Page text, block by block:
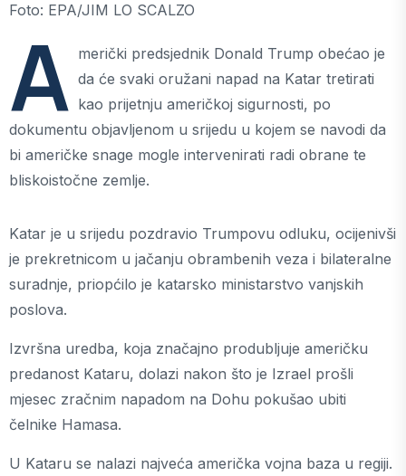
Foto: EPA/JIM LO SCALZO
A merički predsjednik Donald Trump obećao je
da će svaki oružani napad na Katar tretirati
kao prijetnju američkoj sigurnosti, po
dokumentu objavljenom u srijedu u kojem se navodi da
bi američke snage mogle intervenirati radi obrane te
bliskoistočne zemlje.
Katar je u srijedu pozdravio Trumpovu odluku, ocijenivši
je prekretnicom u jačanju obrambenih veza i bilateralne
suradnje, priopćilo je katarsko ministarstvo vanjskih
poslova.
Izvršna uredba, koja značajno produbljuje američku
predanost Kataru, dolazi nakon što je Izrael prošli
mjesec zračnim napadom na Dohu pokušao ubiti
čelnike Hamasa.
U Kataru se nalazi najveća američka vojna baza u regiji.